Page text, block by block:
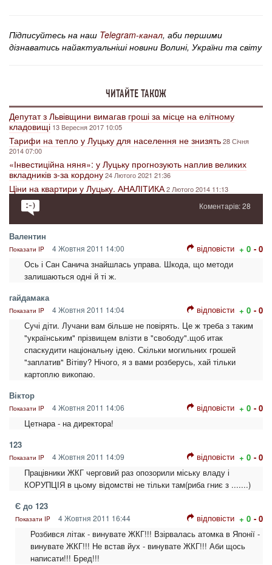
Підписуйтесь на наш Telegram-канал, аби першими
дізнаватись найактуальніші новини Волині, України та світу
ЧИТАЙТЕ ТАКОЖ
Депутат з Львівщини вимагав гроші за місце на елітному
кладовищі 13 Вересня 2017 10:05
Тарифи на тепло у Луцьку для населення не знизять28 Січня
2014 07:00
«Інвестиційна няня»: у Луцьку прогнозують наплив великих
вкладників з-за кордону24 Лютого 2021 21:36
Ціни на квартири у Луцьку. АНАЛІТИКА2 Лютого 2014 11:13
Коментарів: 28
Валентин
Показати IP 4 Жовтня 2011 14:00 відповісти + 0 - 0
Ось і Сан Санича знайшлась управа. Шкода, що методи
залишаються одні й ті ж.
гайдамака
Показати IP 4 Жовтня 2011 14:04 відповісти + 0 - 0
Сучі діти. Лучани вам більше не повірять. Це ж треба з таким
"українським" прізвищем влізти в "свободу".щоб итак
спаскудити національну ідею. Скільки могильних грошей
"заплатив" Вітіву? Нічого, я з вами розберусь, хай тільки
картоплю викопаю.
Віктор
Показати IP 4 Жовтня 2011 14:06 відповісти + 0 - 0
Цетнара - на директора!
123
Показати IP 4 Жовтня 2011 14:09 відповісти + 0 - 0
Працівники ЖКГ черговий раз опозорили міську владу і
КОРУПЦІЯ в цьому відомстві не тільки там(риба гниє з .......)
Є до 123
Показати IP 4 Жовтня 2011 16:44 відповісти + 0 - 0
Розбився літак - винувате ЖКГ!!! Взірвалась атомка в Японії -
винувате ЖКГ!!! Не встав йух - винувате ЖКГ!!! Аби щось
написати!!! Бред!!!